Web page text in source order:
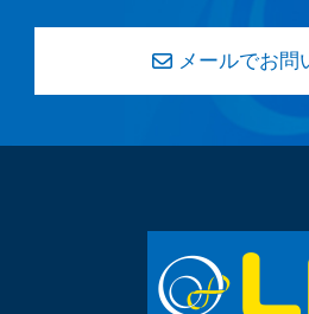
メールでお問